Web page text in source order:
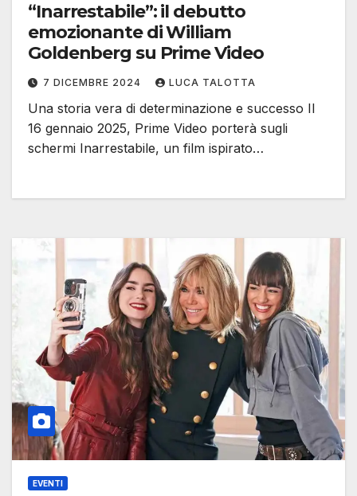
“Inarrestabile”: il debutto
emozionante di William
Goldenberg su Prime Video
7 DICEMBRE 2024 LUCA TALOTTA
Una storia vera di determinazione e successo Il
16 gennaio 2025, Prime Video porterà sugli
schermi Inarrestabile, un film ispirato…
EVENTI